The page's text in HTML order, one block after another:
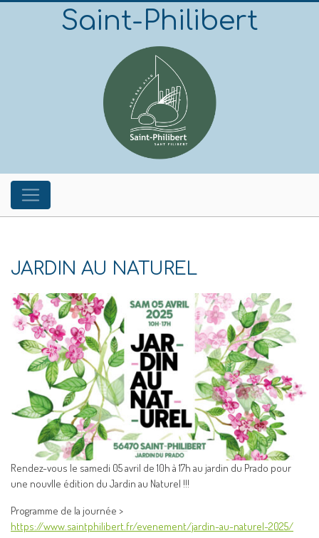
Saint-Philibert
JARDIN AU NATUREL
Rendez-vous le samedi 05 avril de 10h à 17h au jardin du Prado pour
une nouvlle édition du Jardin au Naturel !!!
Programme de la journée >
https://www.saintphilibert.fr/evenement/jardin-au-naturel-2025/